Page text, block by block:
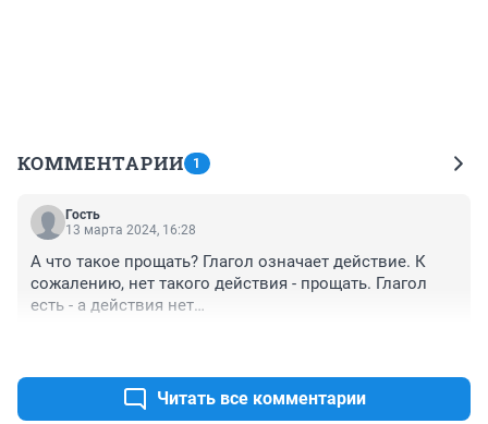
КОММЕНТАРИИ 1
Гость
13 марта 2024, 16:28
А что такое прощать? Глагол означает действие. К
сожалению, нет такого действия - прощать. Глагол
есть - а действия нет…
Читать все комментарии